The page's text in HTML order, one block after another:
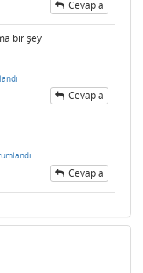
Cevapla
bir şey
Cevapla
Cevapla